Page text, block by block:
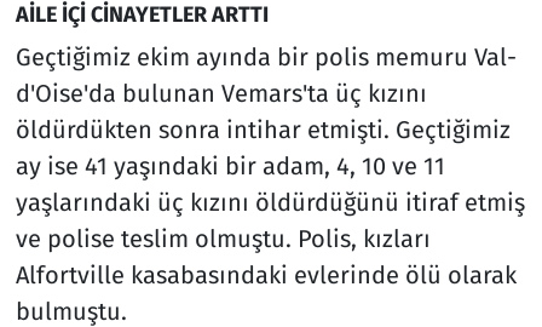
AİLE İÇİ CİNAYETLER ARTTI
Geçtiğimiz ekim ayında bir polis memuru Val-
d'Oise'da bulunan Vemars'ta üç kızını
öldürdükten sonra intihar etmişti. Geçtiğimiz
ay ise 41 yaşındaki bir adam, 4, 10 ve 11
yaşlarındaki üç kızını öldürdüğünü itiraf etmiş
ve polise teslim olmuştu. Polis, kızları
Alfortville kasabasındaki evlerinde ölü olarak
bulmuştu.